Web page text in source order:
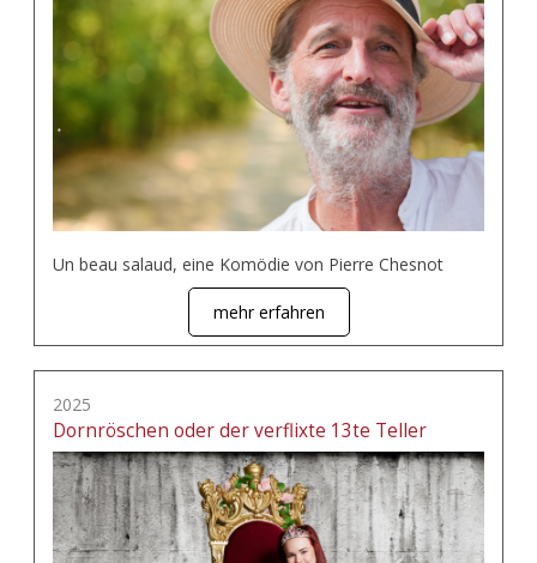
Un beau salaud, eine Komödie von Pierre Chesnot
mehr erfahren
2025
Dornröschen oder der verflixte 13te Teller